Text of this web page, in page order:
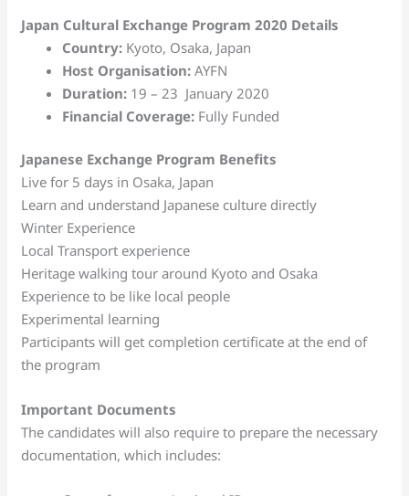
Japan Cultural Exchange Program 2020 Details
Country: Kyoto, Osaka, Japan
Host Organisation:AYFN
Duration: 19 – 23 January 2020
Financial Coverage: Fully Funded
Japanese Exchange Program Benefits
Live for 5 days in Osaka, Japan
Learn and understand Japanese culture directly
Winter Experience
Local Transport experience
Heritage walking tour around Kyoto and Osaka
Experience to be like local people
Experimental learning
Participants will get completion certificate at the end of
the program
Important Documents
The candidates will also require to prepare the necessary
documentation, which includes: